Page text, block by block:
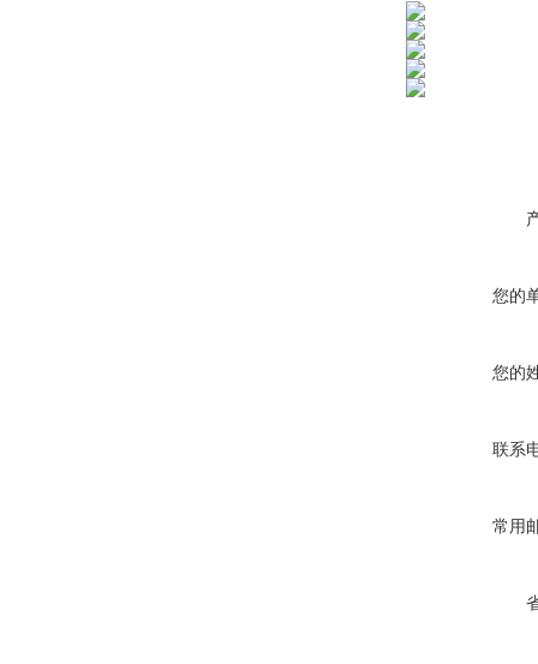
您的
您的
联系
常用